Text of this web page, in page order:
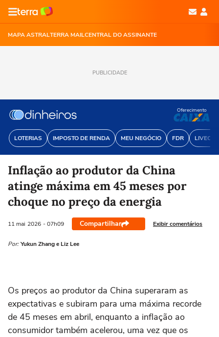
MAPA ASTRALTERRA MAILCENTRAL DO ASSINANTE
PUBLICIDADE
LOTERIAS IMPOSTO DE RENDA MEU NEGÓCIO FDR
Oferecimento
Inflação ao produtor da China
atinge máxima em 45 meses por
choque no preço da energia
11 mai 2026 - 07h09 Compartilhar Exibir comentários
Por: Yukun Zhang e Liz Lee
Os ‌preços ao produtor da China superaram as
expectativas e subiram para uma máxima recorde
de 45 meses em abril, enquanto a inflação ao
consumidor também acelerou, uma vez que os